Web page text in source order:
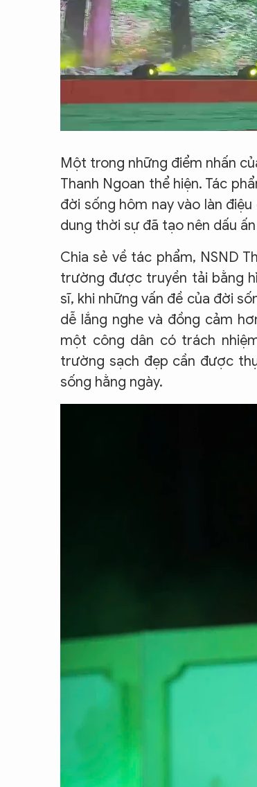
Một trong những điểm nhấn
Thanh Ngoan thể hiện. Tác
đời sống hôm nay vào làn
dung thời sự đã tạo nên dấu
Chia sẻ về tác phẩm, NSND
trường được truyền tải bằng
sĩ, khi những vấn đề của đời
dễ lắng nghe và đồng cảm
một công dân có trách
trường sạch đẹp cần được
sống hằng ngày.